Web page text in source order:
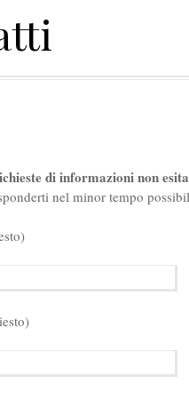
di informazioni non
nel minor tempo